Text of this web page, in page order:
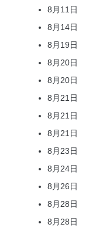
8月11日
8月14日
8月19日
8月20日
8月20日
8月21日
8月21日
8月21日
8月23日
8月24日
8月26日
8月28日
8月28日